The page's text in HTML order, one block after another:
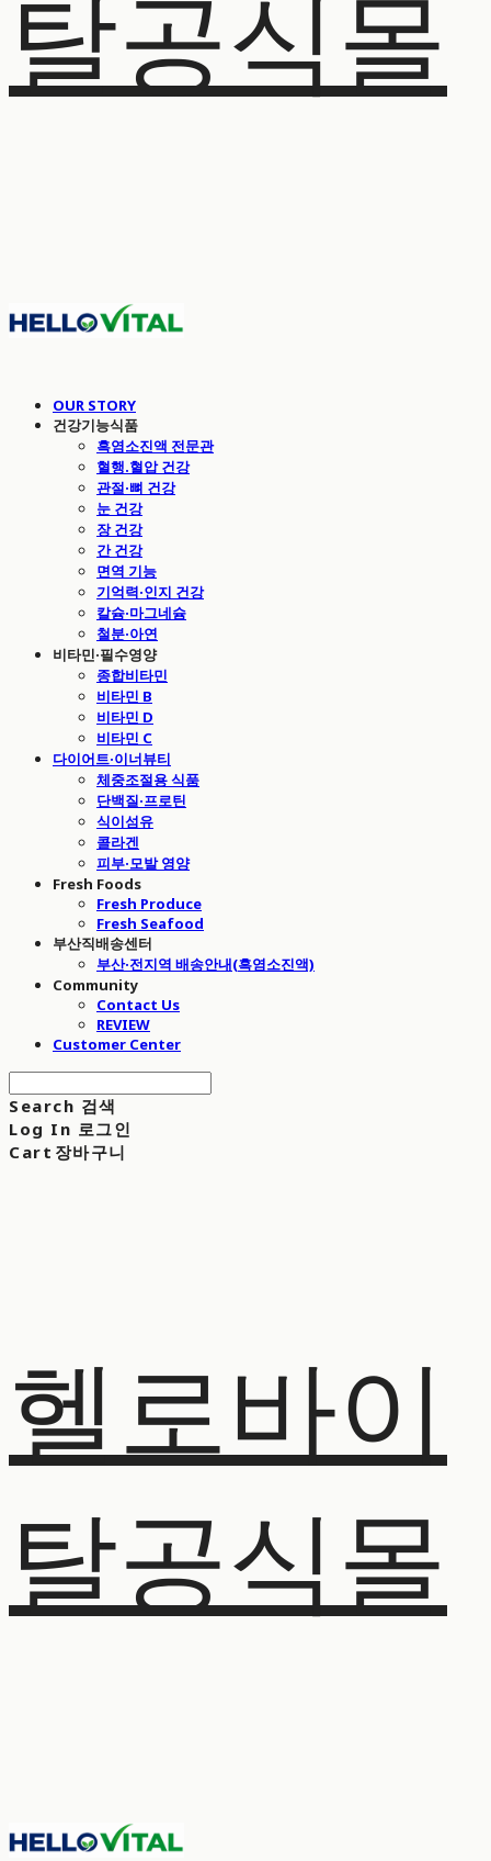
탈공식몰
OUR STORY
건강기능식품
흑염소진액 전문관
혈행.혈압 건강
관절·뼈 건강
눈 건강
장 건강
간 건강
면역 기능
기억력·인지 건강
칼슘·마그네슘
철분·아연
비타민·필수영양
종합비타민
비타민 B
비타민 D
비타민 C
다이어트·이너뷰티
체중조절용 식품
단백질·프로틴
식이섬유
콜라겐
피부·모발 영양
Fresh Foods
Fresh Produce
Fresh Seafood
부산직배송센터
부산·전지역 배송안내(흑염소진액)
Community
Contact Us
REVIEW
Customer Center
Search 검색
Log In 로그인
Cart 장바구니
헬로바이
탈공식몰